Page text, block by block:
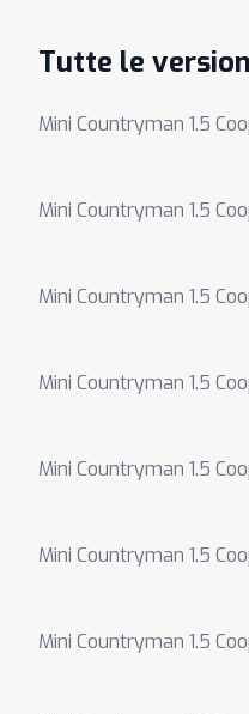
Tutte le
Mini Countryman 1.5
Mini Countryman 1.5
Mini Countryman 1.5
Mini Countryman 1.5
Mini Countryman 1.5
Mini Countryman 1.5
Mini Countryman 1.5